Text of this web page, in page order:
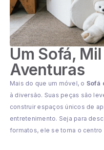
Um Sofá, Mil
Aventuras
Mais do que um móvel, o Sofá
à diversão. Suas peças são
construir espaços únicos de
entretenimento. Seja para
formatos, ele se torna o centro